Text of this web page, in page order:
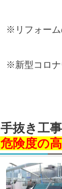
※リフォーム
※新型コロナ
手抜き工
危険度の